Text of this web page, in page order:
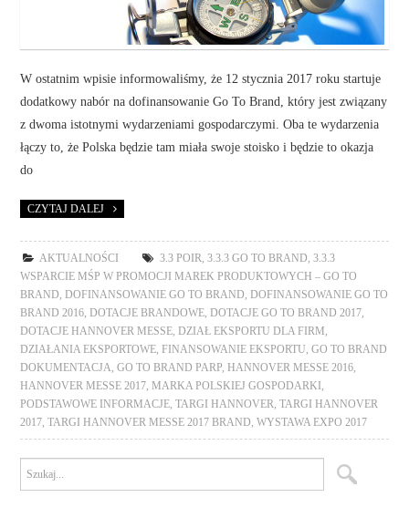
W ostatnim wpisie informowaliśmy, że 12 stycznia 2017 roku startuje
dodatkowy nabór na dofinansowanie Go To Brand, który jest związany
z dwoma istotnymi wydarzeniami gospodarczymi. Oba te wydarzenia
łączy to, że Polska będzie tam miała swoje stoisko i będzie to okazja
do
CZYTAJ DALEJ
AKTUALNOŚCI 3.3 POIR ,3.3.3 GO TO BRAND ,3.3.3
WSPARCIE MŚP W PROMOCJI MAREK PRODUKTOWYCH – GO TO
BRAND ,DOFINANSOWANIE GO TO BRAND ,DOFINANSOWANIE GO TO
BRAND 2016 ,DOTACJE BRANDOWE ,DOTACJE GO TO BRAND 2017
DOTACJE HANNOVER MESSE ,DZIAŁ EKSPORTU DLA FIRM
DZIAŁANIA EKSPORTOWE ,FINANSOWANIE EKSPORTU ,GO TO BRAND
DOKUMENTACJA ,GO TO BRAND PARP ,HANNOVER MESSE 2016
HANNOVER MESSE 2017 ,MARKA POLSKIEJ GOSPODARKI
PODSTAWOWE INFORMACJE ,TARGI HANNOVER ,TARGI HANNOVER
2017 ,TARGI HANNOVER MESSE 2017 BRAND ,WYSTAWA EXPO 2017